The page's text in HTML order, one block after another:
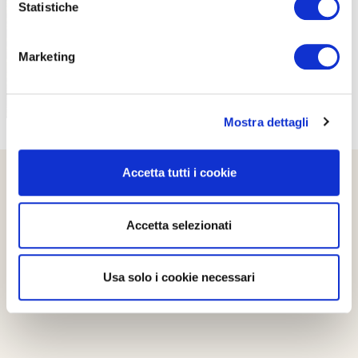
Statistiche
Marketing
Mostra dettagli
Accetta tutti i cookie
Accetta selezionati
Usa solo i cookie necessari